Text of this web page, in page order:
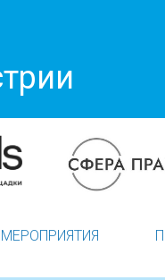
МЕРОПРИЯТИЯ